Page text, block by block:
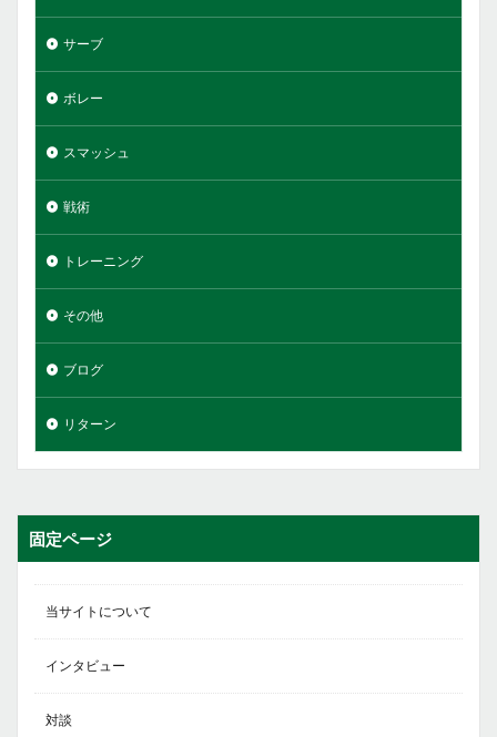
サーブ
ボレー
スマッシュ
戦術
トレーニング
その他
ブログ
リターン
固定ページ
当サイトについて
インタビュー
対談